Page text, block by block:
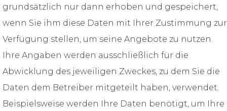
grundsätzlich nur dann erhoben und gespeichert,
wenn Sie ihm diese Daten mit Ihrer Zustimmung zur
Verfügung stellen, um seine Angebote zu nutzen.
Ihre Angaben werden ausschließlich für die
Abwicklung des jeweiligen Zweckes, zu dem Sie die
Daten dem Betreiber mitgeteilt haben, verwendet.
Beispielsweise werden Ihre Daten benötigt, um Ihre